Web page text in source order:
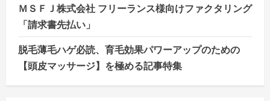
ＭＳＦＪ株式会社 フリーランス様向けファクタリング
「請求書先払い」
脱毛薄毛ハゲ必読、育毛効果パワーアップのための
【頭皮マッサージ】を極める記事特集